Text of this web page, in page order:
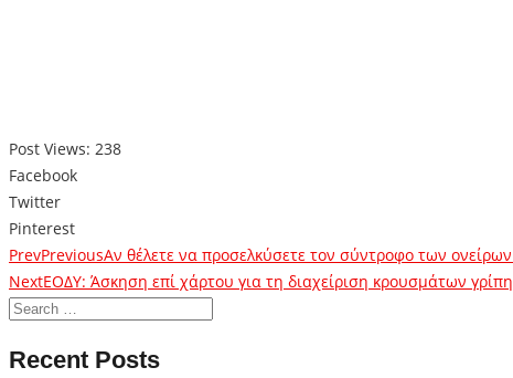
Post Views: 238
Facebook
Twitter
Pinterest
PrevPreviousΑν θέλετε να προσελκύσετε τον σύντροφο των
NextΕΟΔΥ: Άσκηση επί χάρτου για τη διαχείριση κρουσμάτων
Recent Posts